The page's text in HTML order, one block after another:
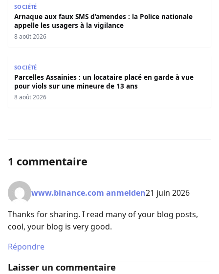
SOCIÉTÉ
Arnaque aux faux SMS d’amendes : la Police nationale
appelle les usagers à la vigilance
8 août 2026
SOCIÉTÉ
Parcelles Assainies : un locataire placé en garde à vue
pour viols sur une mineure de 13 ans
8 août 2026
1 commentaire
www.binance.com anmelden21 juin 2026
Thanks for sharing. I read many of your blog posts,
cool, your blog is very good.
Répondre
Laisser un commentaire